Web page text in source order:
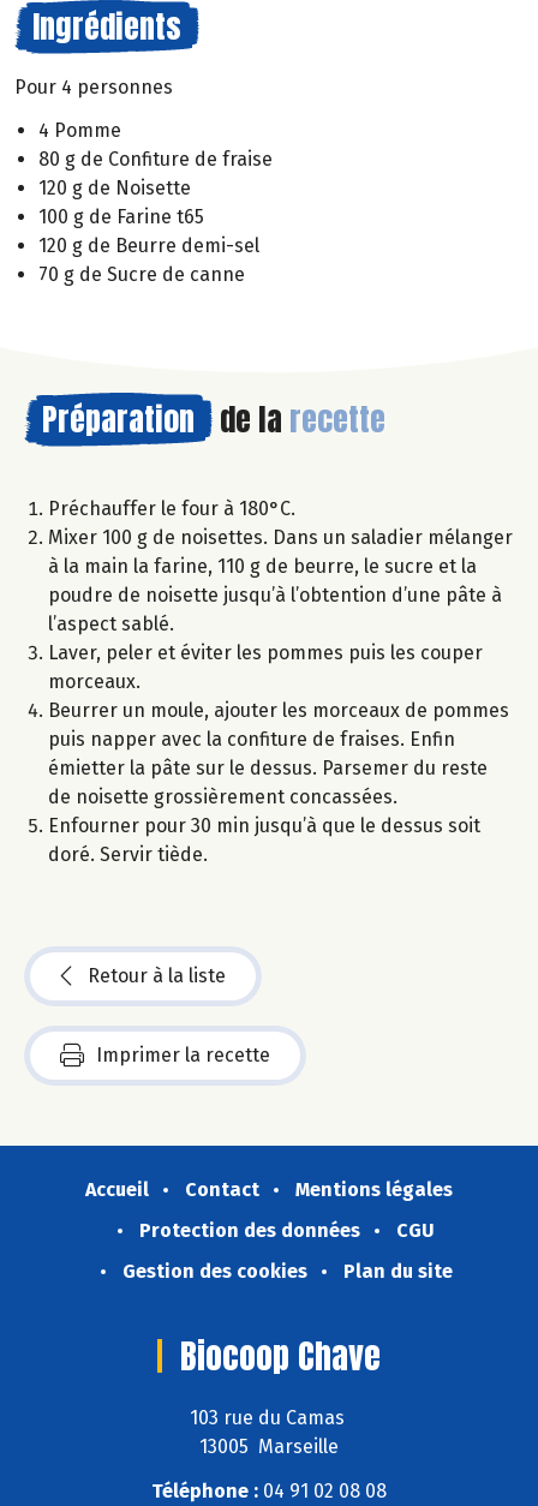
Ingrédients
Pour 4 personnes
4 Pomme
80 g de Confiture de fraise
120 g de Noisette
100 g de Farine t65
120 g de Beurre demi-sel
70 g de Sucre de canne
Préparation de la recette
Préchauffer le four à 180°C.
Mixer 100 g de noisettes. Dans un saladier mélanger
à la main la farine, 110 g de beurre, le sucre et la
poudre de noisette jusqu’à l’obtention d’une pâte à
l’aspect sablé.
Laver, peler et éviter les pommes puis les couper
morceaux.
Beurrer un moule, ajouter les morceaux de pommes
puis napper avec la confiture de fraises. Enfin
émietter la pâte sur le dessus. Parsemer du reste
de noisette grossièrement concassées.
Enfourner pour 30 min jusqu’à que le dessus soit
doré. Servir tiède.
Retour à la liste
Imprimer la recette
Accueil Contact
Mentions légales
Protection des données
CGU
Gestion des cookies
Plan du site
Biocoop Chave
103 rue du Camas
13005 Marseille
Téléphone : 04 91 02 08 08